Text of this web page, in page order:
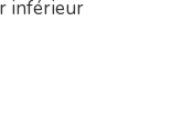
inférieur